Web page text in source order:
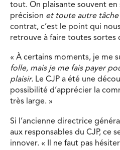
tout. On plaisante souvent en
précision et toute autre
contrat, c’est le point qui
retrouve à faire toutes sortes
« À certains moments, je me
folle, mais je me fais payer
plaisir. Le CJP a été une
possibilité d’apprécier la
très large. »
Si l’ancienne directrice
aux responsables du CJP, ce
innover. « Il ne faut pas